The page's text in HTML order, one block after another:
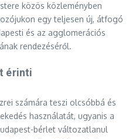
közös közleményben
egy teljesen új, átfogó
és az agglomerációs
rendezéséről.
érinti
számára teszi olcsóbbá és
használatát, ugyanis a
bérlet változatlanul